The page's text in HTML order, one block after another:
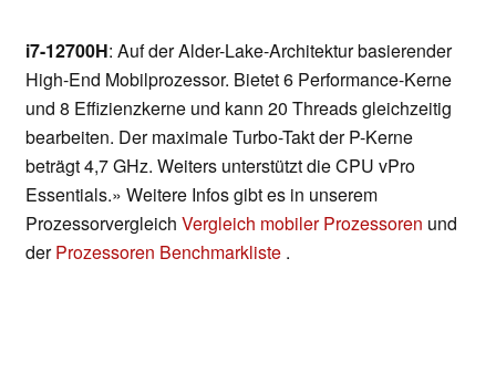
i7-12700H: Auf der Alder-Lake-Architektur basierender
High-End Mobilprozessor. Bietet 6 Performance-Kerne
und 8 Effizienzkerne und kann 20 Threads gleichzeitig
bearbeiten. Der maximale Turbo-Takt der P-Kerne
beträgt 4,7 GHz. Weiters unterstützt die CPU vPro
Essentials.» Weitere Infos gibt es in unserem
Prozessorvergleich Vergleich mobiler Prozessoren und
derProzessoren Benchmarkliste .